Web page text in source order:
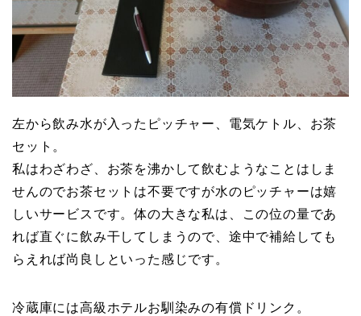
左から飲み水が入ったピッチャー、電気ケトル、お茶
セット。
私はわざわざ、お茶を沸かして飲むようなことはしま
せんのでお茶セットは不要ですが水のピッチャーは嬉
しいサービスです。体の大きな私は、この位の量であ
れば直ぐに飲み干してしまうので、途中で補給しても
らえれば尚良しといった感じです。
冷蔵庫には高級ホテルお馴染みの有償ドリンク。